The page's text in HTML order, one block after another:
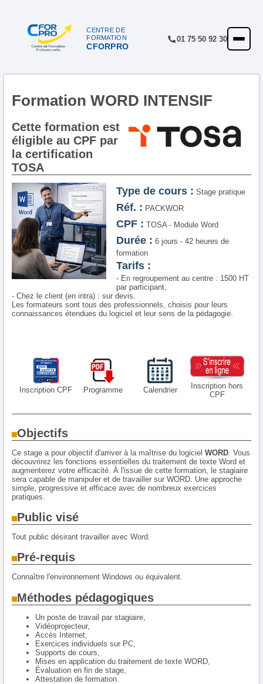
CENTRE DE
FORMATION
CFORPRO
01 75 50 92 30
ACCUEIL
QUALITÉ
RÉFÉRENCES
INSCRIPTION
Formation WORD INTENSIF
Cette formation est
éligible au CPF par
la certification
TOSA
Type de cours : Stage pratique
Réf. : PACKWOR
CPF : TOSA - Module Word
Durée : 6 jours - 42 heures de
formation
Tarifs :
- En regroupement au centre : 1500 HT
par participant,
- Chez le client (en intra) : sur devis.
Les formateurs sont tous des professionnels, choisis pour leurs
connaissances étendues du logiciel et leur sens de la pédagogie.
Inscription CPF Programme Calendrier
Inscription hors
CPF
Objectifs
Ce stage a pour objectif d'arriver à la maîtrise du logiciel WORD. Vous
découvrirez les fonctions essentielles du traitement de texte Word et
augmenterez votre efficacité. À l'issue de cette formation, le stagiaire
sera capable de manipuler et de travailler sur WORD. Une approche
simple, progressive et efficace avec de nombreux exercices
pratiques.
Public visé
Tout public désirant travailler avec Word.
Pré-requis
Connaître l'environnement Windows ou équivalent.
Méthodes pédagogiques
Un poste de travail par stagiaire,
Vidéoprojecteur,
Accès Internet,
Exercices individuels sur PC,
Supports de cours,
Mises en application du traitement de texte WORD,
Évaluation en fin de stage,
Attestation de formation.